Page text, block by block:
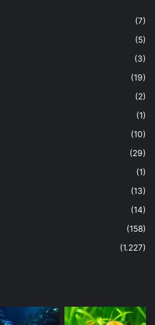
(7)
(5)
(3)
(19)
(2)
(1)
(10)
(29)
(1)
(13)
(14)
(158)
(1.227)